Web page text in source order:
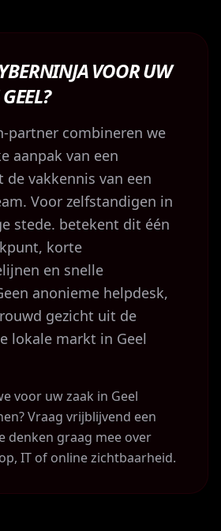
VOOR UW
partner combineren we
aanpak van een
de vakkennis van een
Voor zelfstandigen in
stede. betekent dit één
korte
en snelle
anonieme helpdesk,
gezicht uit de
lokale markt in Geel
voor uw zaak in Geel
Vraag vrijblijvend een
denken graag mee over
IT of online zichtbaarheid.